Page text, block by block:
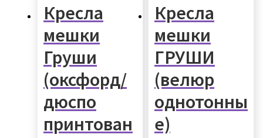
Кресла
мешки
Груши
(оксфорд/
дюспо
принтован
Кресла
мешки
ГРУШИ
(велюр
однотонны
е)